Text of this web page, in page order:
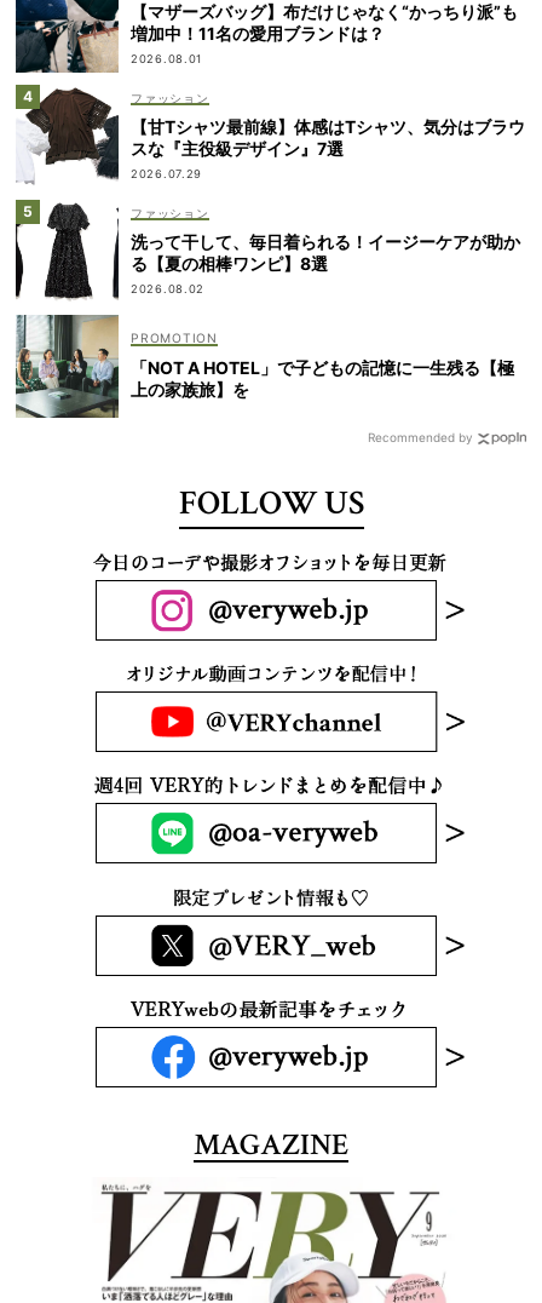
【マザーズバッグ】布だけじゃなく“かっちり派”も
増加中！11名の愛用ブランドは？
2026.08.01
ファッション
【甘Tシャツ最前線】体感はTシャツ、気分はブラウ
スな『主役級デザイン』7選
2026.07.29
ファッション
洗って干して、毎日着られる！イージーケアが助か
る【夏の相棒ワンピ】8選
2026.08.02
「NOT A HOTEL」で子どもの記憶に一生残る【極
上の家族旅】を
Recommended by
FOLLOW US
MAGAZINE